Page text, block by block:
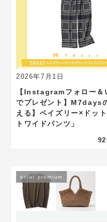
2026年7月1日
【Instagramフォロー＆
でプレゼント】M7days
える】ペイズリー×ドッ
トワイドパンツ」
eclat premium